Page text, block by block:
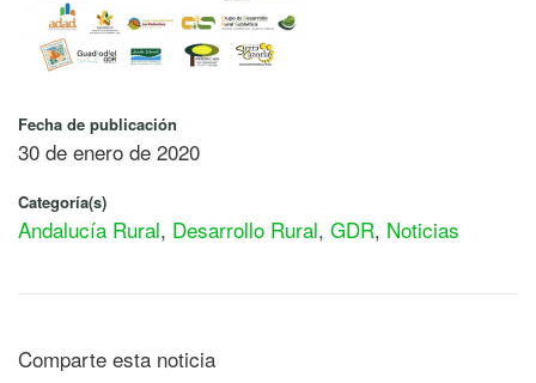
Fecha de publicación
30 de enero de 2020
Categoría(s)
Andalucía Rural, Desarrollo Rural, GDR, Noticias
Comparte esta noticia